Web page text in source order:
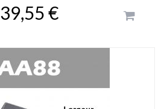
39,55 €